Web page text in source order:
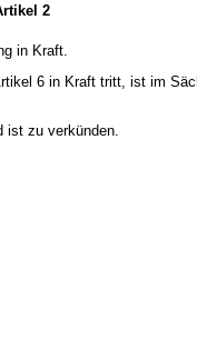
2
in Kraft.
6 in Kraft tritt, ist im
ist zu verkünden.